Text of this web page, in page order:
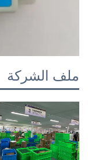
ملف الشركة